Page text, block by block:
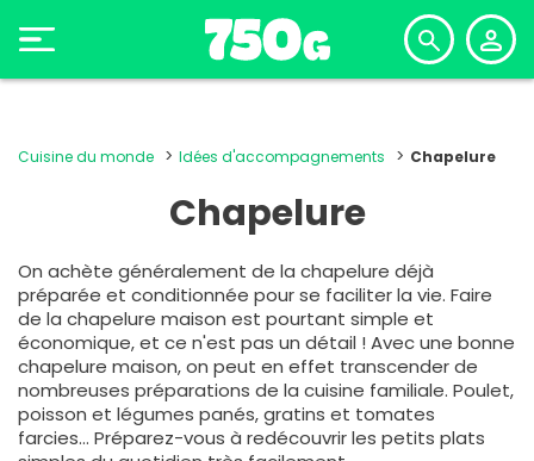
Cuisine du monde Idées d'accompagnements Chapelure
Chapelure
On achète généralement de la chapelure déjà
préparée et conditionnée pour se faciliter la vie. Faire
de la chapelure maison est pourtant simple et
économique, et ce n'est pas un détail ! Avec une bonne
chapelure maison, on peut en effet transcender de
nombreuses préparations de la cuisine familiale. Poulet,
poisson et légumes panés, gratins et tomates
farcies... Préparez-vous à redécouvrir les petits plats